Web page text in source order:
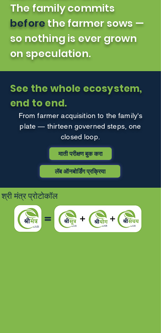
The family commits
before the farmer sows —
so nothing is ever grown
on speculation.
See the whole ecosystem,
end to end.
From farmer acquisition to the family's
plate — thirteen governed steps, one
closed loop.
माती परीक्षण बुक करा
लॅब ऑनबोर्डिंग प्रक्रिया
श्री मंत्र प्रोटोकॉल